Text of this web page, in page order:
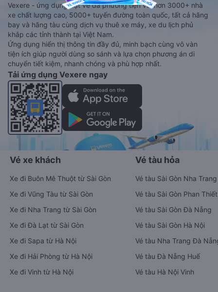
Vexere - ứng dụng đặt vé đa phương tiện với hơn 3000+ nhà
xe chất lượng cao, 5000+ tuyến đường toàn quốc, tất cả hãng
bay và hãng tàu cùng dịch vụ thuê xe máy, xe du lịch phủ
khắp các tỉnh thành tại Việt Nam.
Ứng dụng hiển thị thông tin đầy đủ, minh bạch cùng vô vàn
tiện ích giúp người dùng so sánh và lựa chọn phương án di
chuyển tiết kiệm, nhanh chóng và phù hợp nhất.
Tải ứng dụng Vexere ngay
Vé xe khách
Xe đi Buôn Mê Thuột từ Sài Gòn
Xe đi Vũng Tàu từ Sài Gòn
Xe đi Nha Trang từ Sài Gòn
Xe đi Đà Lạt từ Sài Gòn
Xe đi Sapa từ Hà Nội
Xe đi Hải Phòng từ Hà Nội
Xe đi Vinh từ Hà Nội
Vé tàu hỏa
Vé tàu Sài Gòn Nha Trang
Vé tàu Sài Gòn Phan Thiết
Vé tàu Sài Gòn Đà Nẵng
Vé tàu Sài Gòn Hà Nội
Vé tàu Nha Trang Đà
Vé tàu Đà Nẵng Huế
Vé tàu Hà Nội Vinh